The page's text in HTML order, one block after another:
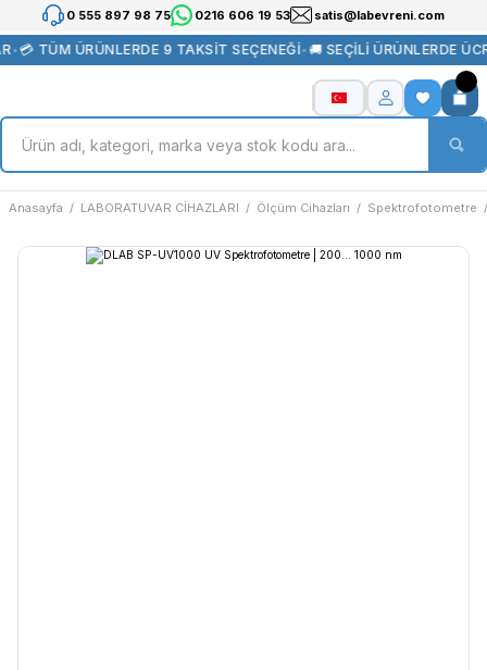
0 555 897 98 75 0216 606 19 53 satis@labevreni.com
•💳 TÜM ÜRÜNLERDE 9 TAKSİT SEÇENEĞİ•🚚 SEÇİLİ ÜRÜNLERDE
Anasayfa LABORATUVAR CİHAZLARI Ölçüm Cihazları Spektrofotometre